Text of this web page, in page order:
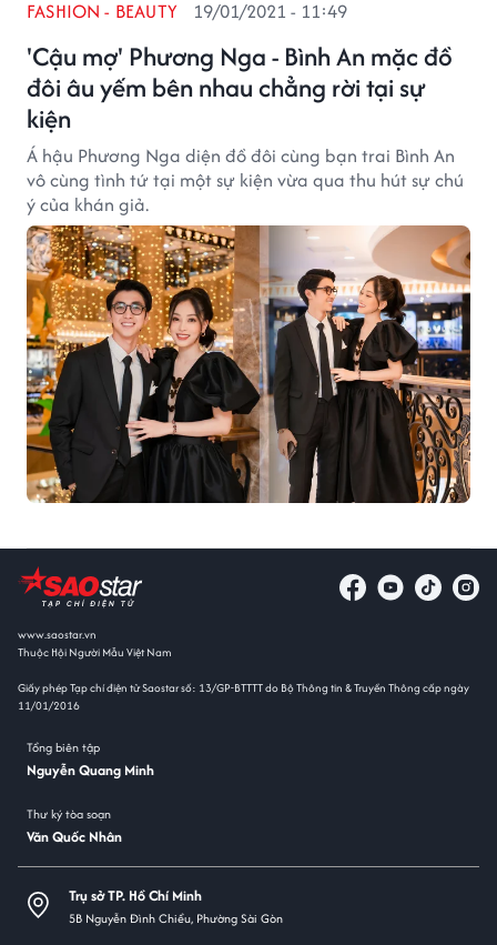
'Cậu mợ' Phương Nga - Bình An mặc đồ
đôi âu yếm bên nhau chẳng rời tại sự
kiện
FASHION - BEAUTY 19/01/2021 - 11:49
Á hậu Phương Nga diện đồ đôi cùng bạn trai Bình An
vô cùng tình tứ tại một sự kiện vừa qua thu hút sự chú
ý của khán giả.
www.saostar.vn
Thuộc Hội Người Mẫu Việt Nam
Giấy phép Tạp chí điện tử Saostar số: 13/GP-BTTTT do Bộ Thông tin & Truyền Thông cấp ngày
11/01/2016
Tổng biên tập
Nguyễn Quang Minh
Thư ký tòa soạn
Văn Quốc Nhân
Trụ sở TP. Hồ Chí Minh
5B Nguyễn Đình Chiểu, Phường Sài Gòn